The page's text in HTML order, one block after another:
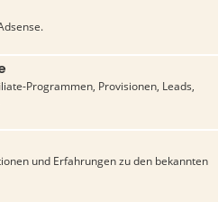
Programmen, Provisionen, Leads,
und Erfahrungen zu den bekannten